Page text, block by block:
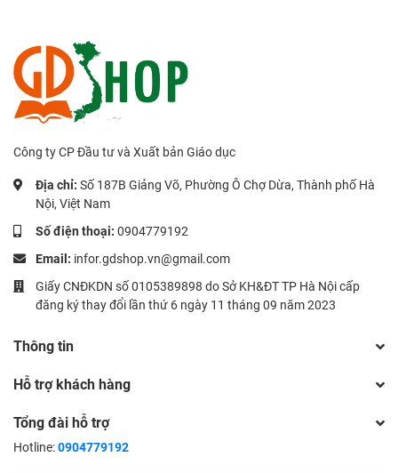
Công ty CP Đầu tư và Xuất bản Giáo dục
Địa chỉ: Số 187B Giảng Võ, Phường Ô Chợ Dừa, Thành phố Hà
Nội, Việt Nam
Số điện thoại: 0904779192
Email: infor.gdshop.vn@gmail.com
Giấy CNĐKDN số 0105389898 do Sở KH&ĐT TP Hà Nội cấp
đăng ký thay đổi lần thứ 6 ngày 11 tháng 09 năm 2023
Thông tin
Hỗ trợ khách hàng
Tổng đài hỗ trợ
Hotline:0904779192